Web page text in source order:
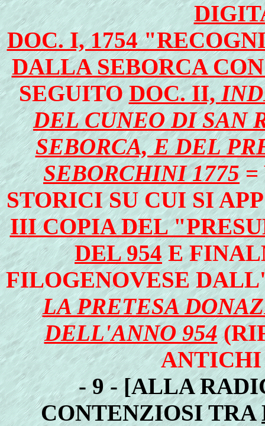
DOC. I, 1754
DALLA SEBORCA
SEGUITODOC. II,
DEL CUNEO DI SAN
SEBORCA, E DEL
SEBORCHINI 1775=
STORICI SU CUI SI
III COPIA DEL
DEL 954E
FILOGENOVESE
LA PRETESA
DELL'ANNO 954
ANTICHI
- 9 - [ALLA
CONTENZIOSI TRA